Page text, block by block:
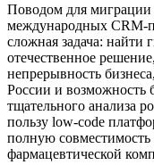
Поводом для миграции
международных CRM-
сложная задача: найти
отечественное
непрерывность
России и возможность
тщательного анализа
пользу low-code
полную совместимость
фармацевтической